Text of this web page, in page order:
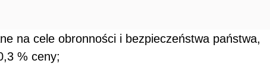
na cele obronności i bezpieczeństwa państwa,
% ceny;